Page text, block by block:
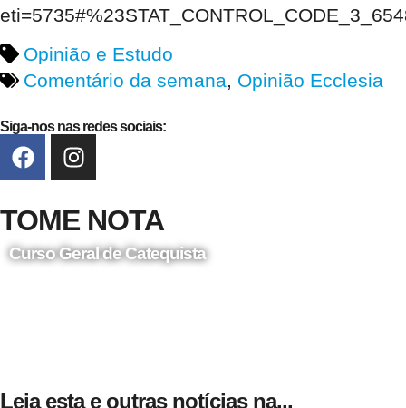
Opinião e Estudo
Comentário da semana, Opinião Ecclesia
Siga-nos nas redes sociais:
TOME NOTA
Curso Geral de Catequista
Leia esta e outras notícias na...